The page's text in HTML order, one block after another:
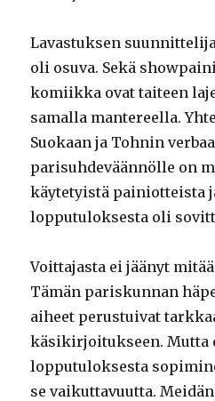
Lavastuksen
oli osuva. Sekä
komiikka ovat taiteen
samalla mantereella.
Suokaan ja Tohnin
parisuhdeväännölle on
käytetyistä painiotteista
lopputuloksesta oli
Voittajasta ei jäänyt
Tämän pariskunnan
aiheet perustuivat
käsikirjoitukseen. Mutta
lopputuloksesta
se vaikuttavuutta.